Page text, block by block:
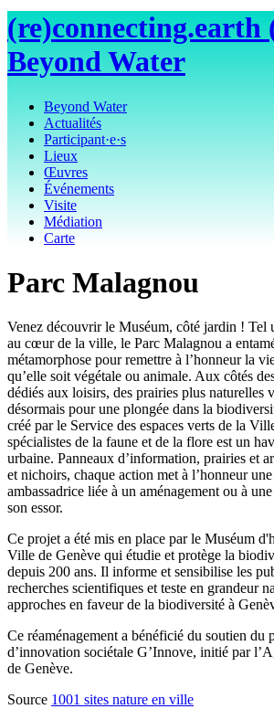
(re)connecting.earth
Beyond Water
Beyond Water
Actualités
Participant·e·s
Lieux
Œuvres
Événements
Visite
Médiation
Carte
Parc Malagnou
Venez découvrir le Muséum, côté jardin ! Tel
au cœur de la ville, le Parc Malagnou a
métamorphose pour remettre à l’honneur la
qu’elle soit végétale ou animale. Aux côtés
dédiés aux loisirs, des prairies plus naturelles
désormais pour une plongée dans la
créé par le Service des espaces verts de la
spécialistes de la faune et de la flore est un
urbaine. Panneaux d’information, prairies et
et nichoirs, chaque action met à l’honneur
ambassadrice liée à un aménagement ou à
son essor.
Ce projet a été mis en place par le Muséum
Ville de Genève qui étudie et protège la
depuis 200 ans. Il informe et sensibilise les
recherches scientifiques et teste en grandeur
approches en faveur de la biodiversité à
Ce réaménagement a bénéficié du soutien du
d’innovation sociétale G’Innove, initié par
de Genève.
Source 1001 sites nature en ville